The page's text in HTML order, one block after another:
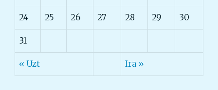
24 25 26 27 28 29 30
31
« Uzt Ira »